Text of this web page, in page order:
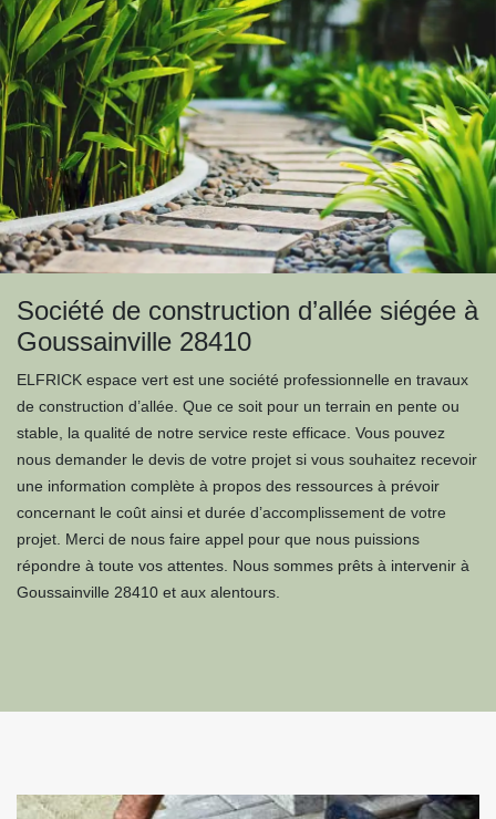
Société de construction d’allée siégée à
Goussainville 28410
ELFRICK espace vert est une société professionnelle en travaux
de construction d’allée. Que ce soit pour un terrain en pente ou
stable, la qualité de notre service reste efficace. Vous pouvez
nous demander le devis de votre projet si vous souhaitez recevoir
une information complète à propos des ressources à prévoir
concernant le coût ainsi et durée d’accomplissement de votre
projet. Merci de nous faire appel pour que nous puissions
répondre à toute vos attentes. Nous sommes prêts à intervenir à
Goussainville 28410 et aux alentours.